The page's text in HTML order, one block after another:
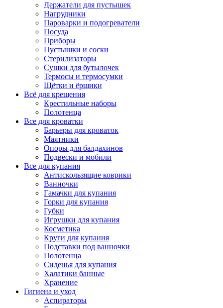
Держатели для пустышек
Нагрудники
Пароварки и подогреватели
Посуда
Приборы
Пустышки и соски
Стерилизаторы
Сушки для бутылочек
Термосы и термосумки
Щётки и ёршики
Всё для крещения
Крестильные наборы
Полотенца
Все для кроватки
Барьеры для кроваток
Маятники
Опоры для балдахинов
Подвески и мобили
Все для купания
Антискользящие коврики
Ванночки
Гамачки для купания
Горки для купания
Губки
Игрушки для купания
Косметика
Круги для купания
Подставки под ванночки
Полотенца
Сиденья для купания
Халатики банные
Хранение
Гигиена и уход
Аспираторы